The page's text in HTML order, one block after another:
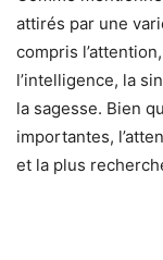
attirés par une
compris
l’intelligence, la
la sagesse. Bien
importantes,
et la plus